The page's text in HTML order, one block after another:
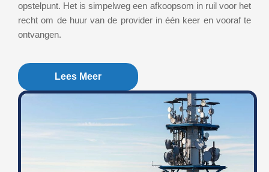
opstelpunt. Het is simpelweg een afkoopsom in ruil voor het
recht om de huur van de provider in één keer en vooraf te
ontvangen.
Lees Meer